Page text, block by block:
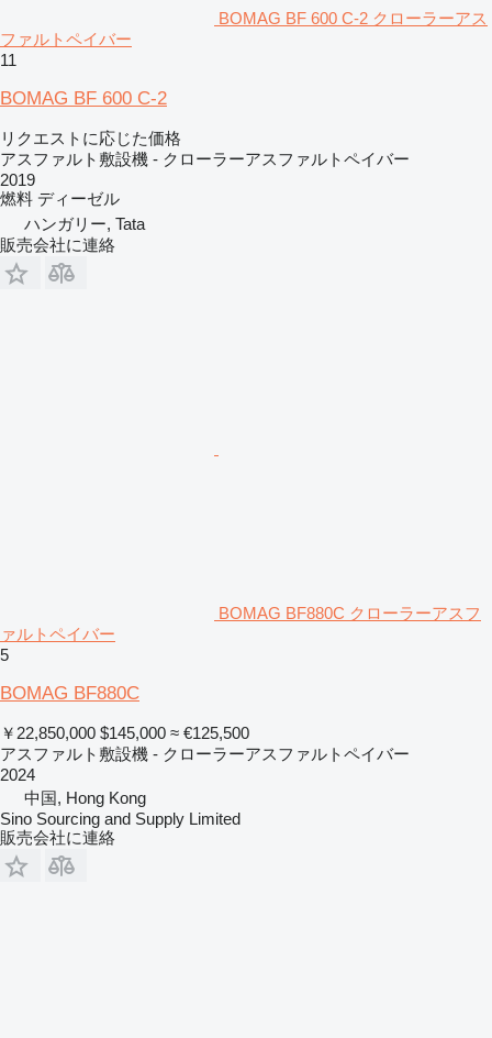
BOMAG BF 600 C-2 クローラーアス
ファルトペイバー
11
BOMAG BF 600 C-2
リクエストに応じた価格
アスファルト敷設機 - クローラーアスファルトペイバー
2019
燃料 ディーゼル
ハンガリー, Tata
販売会社に連絡
BOMAG BF880C クローラーアスフ
ァルトペイバー
5
BOMAG BF880C
￥22,850,000 $145,000 ≈ €125,500
アスファルト敷設機 - クローラーアスファルトペイバー
2024
中国, Hong Kong
Sino Sourcing and Supply Limited
販売会社に連絡